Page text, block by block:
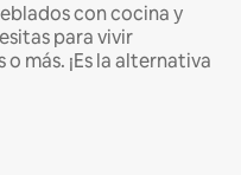
con cocina y
para vivir
más. ¡Es la alternativa